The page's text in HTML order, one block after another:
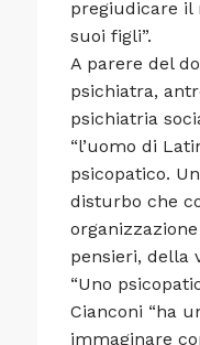
pregiudicare il
suoi figli”.
A parere del
psichiatra,
psichiatria
“l’uomo di
psicopatico.
disturbo che
pensieri, della
“Uno
Cianconi “ha
immaginare